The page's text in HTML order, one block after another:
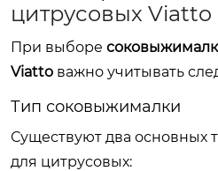
цитрусовых Viatto
При выборе
Viatto важно учитывать
Тип соковыжималки
Существуют два основных
для цитрусовых: